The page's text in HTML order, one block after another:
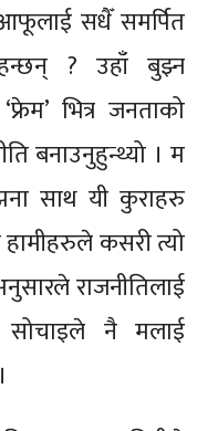
सधैँ समर्पित
? उहाँ बुझ्न
भित्र जनताको
बनाउनुहुन्थ्यो । म
साथ यी कुराहरु
कसरी त्यो
राजनीतिलाई
सोचाइले नै मलाई